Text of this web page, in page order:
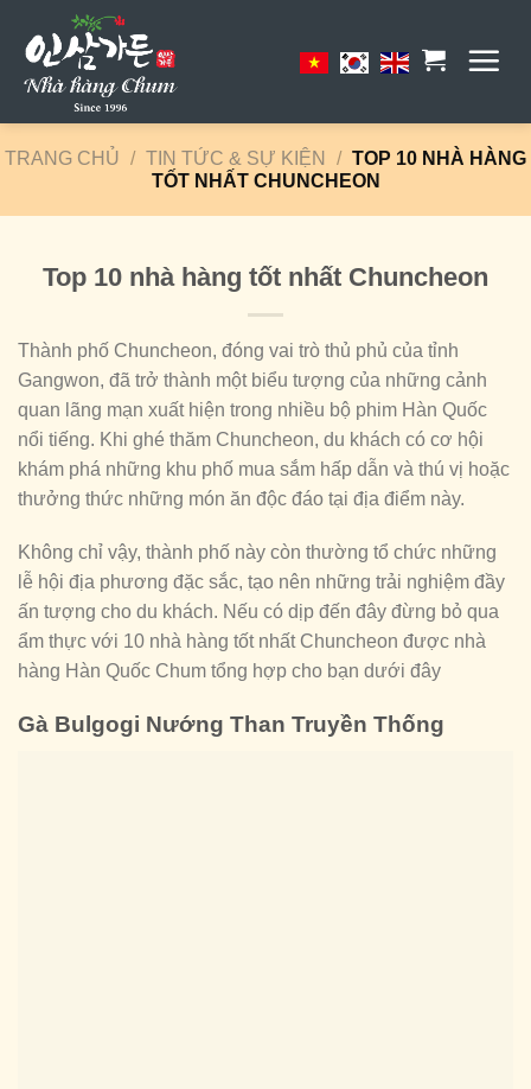
content
TRANG CHỦ / TIN TỨC & SỰ KIỆN / TOP 10 NHÀ HÀNG
TỐT NHẤT CHUNCHEON
Top 10 nhà hàng tốt nhất Chuncheon
Thành phố Chuncheon, đóng vai trò thủ phủ của tỉnh
Gangwon, đã trở thành một biểu tượng của những cảnh
quan lãng mạn xuất hiện trong nhiều bộ phim Hàn Quốc
nổi tiếng. Khi ghé thăm Chuncheon, du khách có cơ hội
khám phá những khu phố mua sắm hấp dẫn và thú vị hoặc
thưởng thức những món ăn độc đáo tại địa điểm này.
Không chỉ vậy, thành phố này còn thường tổ chức những
lễ hội địa phương đặc sắc, tạo nên những trải nghiệm đầy
ấn tượng cho du khách. Nếu có dịp đến đây đừng bỏ qua
ẩm thực với 10 nhà hàng tốt nhất Chuncheon được nhà
hàng Hàn Quốc Chum tổng hợp cho bạn dưới đây
Gà Bulgogi Nướng Than Truyền Thống